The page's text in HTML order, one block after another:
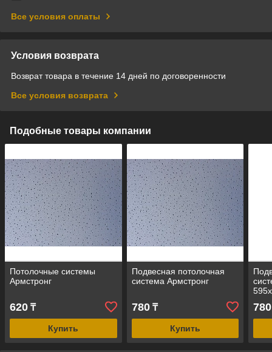
Все условия оплаты
Условия возврата
Возврат товара в течение 14 дней по договоренности
Все условия возврата
Подобные товары компании
Потолочные системы
Армстронг
620 ₸
Купить
Подвесная потолочная
система Армстронг
780₸
Купить
780